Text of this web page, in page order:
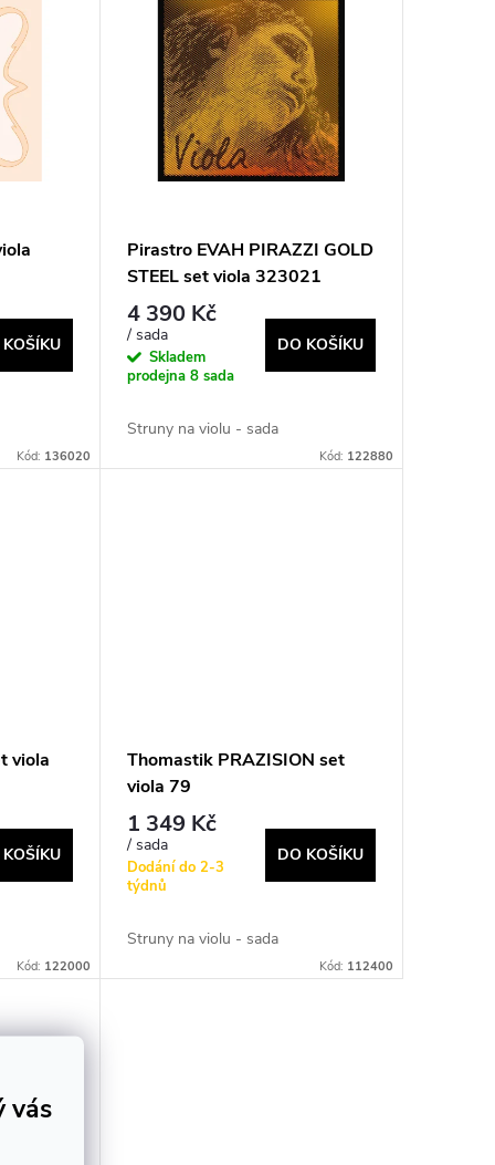
vás
Kód: 136020
Pirastro EVAH PIRAZZI GOLD
STEEL set viola 323021
4 390 Kč
/ sada
Skladem
prodejna 8 sada
DO KOŠÍKU
Struny na violu - sada
Kód: 122880
viola
Kód: 122000
Thomastik PRAZISION set
viola 79
1 349 Kč
/ sada
Dodání do 2-3
týdnů
DO KOŠÍKU
Struny na violu - sada
Kód: 112400